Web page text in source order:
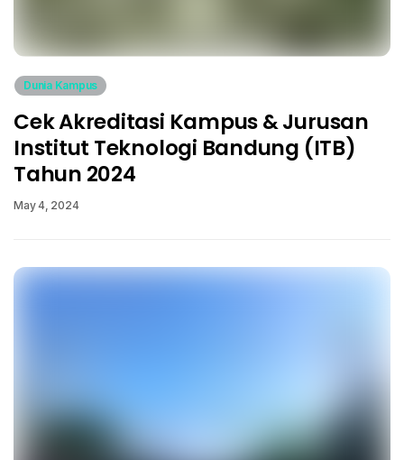
Dunia Kampus
Cek Akreditasi Kampus & Jurusan
Institut Teknologi Bandung (ITB)
Tahun 2024
May 4, 2024